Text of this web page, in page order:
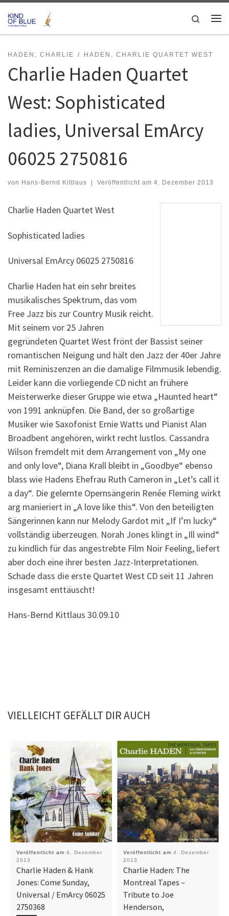
Zum Inhalt springen
Search
HADEN, CHARLIE HADEN, CHARLIE QUARTET WEST
Charlie Haden Quartet
West: Sophisticated
ladies, Universal EmArcy
06025 2750816
von Hans-Bernd Kittlaus Veröffentlicht am 4. Dezember 2013
Charlie Haden Quartet West
Sophisticated ladies
Universal EmArcy 06025 2750816
Charlie Haden hat ein sehr breites
musikalisches Spektrum, das vom
Free Jazz bis zur Country Musik reicht.
Mit seinem vor 25 Jahren
gegründeten Quartet West frönt der Bassist seiner
romantischen Neigung und hält den Jazz der 40er Jahre
mit Reminiszenzen an die damalige Filmmusik lebendig.
Leider kann die vorliegende CD nicht an frühere
Meisterwerke dieser Gruppe wie etwa „Haunted heart“
von 1991 anknüpfen. Die Band, der so großartige
Musiker wie Saxofonist Ernie Watts und Pianist Alan
Broadbent angehören, wirkt recht lustlos. Cassandra
Wilson fremdelt mit dem Arrangement von „My one
and only love“, Diana Krall bleibt in „Goodbye“ ebenso
blass wie Hadens Ehefrau Ruth Cameron in „Let’s call it
a day“. Die gelernte Opernsängerin Renée Fleming wirkt
arg manieriert in „A love like this“. Von den beteiligten
Sängerinnen kann nur Melody Gardot mit „If I’m lucky“
vollständig überzeugen. Norah Jones klingt in „Ill wind“
zu kindlich für das angestrebte Film Noir Feeling, liefert
aber doch eine ihrer besten Jazz-Interpretationen.
Schade dass die erste Quartet West CD seit 11 Jahren
insgesamt enttäuscht!
Hans-Bernd Kittlaus 30.09.10
VIELLEICHT GEFÄLLT DIR AUCH
Veröffentlicht am 4. Dezember
2013
Charlie Haden & Hank
Jones: Come Sunday,
Universal / EmArcy 06025
2750368
Veröffentlicht am 4. Dezember
2013
Charlie Haden: The
Montreal Tapes –
Tribute to Joe
Henderson,